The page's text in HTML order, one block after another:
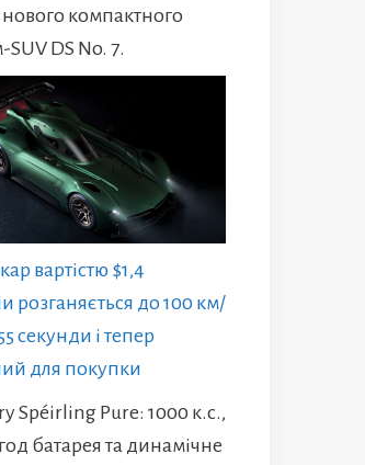
компактного
DS No. 7.
вартістю $1,4
розганяється до 100 км/
секунди і тепер
для покупки
Spéirling Pure: 1000 к.с.,
батарея та динамічне